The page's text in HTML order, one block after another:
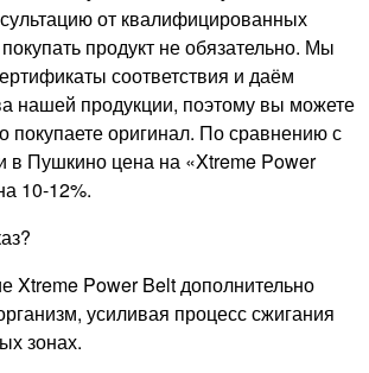
от квалифицированных
продукт не обязательно. Мы
соответствия и даём
нашей продукции, поэтому вы можете
покупаете оригинал. По сравнению с
в Пушкино цена на «Xtreme Power
10-12%.
Xtreme Power Belt дополнительно
усиливая процесс сжигания
зонах.